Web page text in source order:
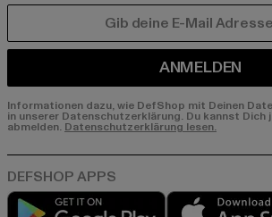
ANMELDEN
Informationen dazu, wie DefShop mit Deinen
in unserer Datenschutzerklärung. Du kannst
abmelden. Datenschutzerklärung lesen.
Play market